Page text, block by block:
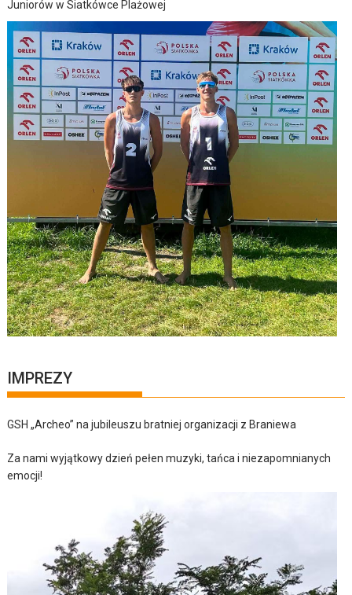
Juniorów w Siatkówce Plażowej
IMPREZY
GSH „Archeo” na jubileuszu bratniej organizacji z Braniewa
Za nami wyjątkowy dzień pełen muzyki, tańca i niezapomnianych
emocji!